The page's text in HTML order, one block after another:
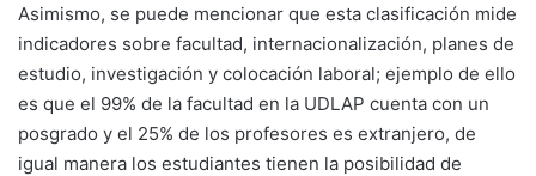
Asimismo, se puede mencionar que esta clasificación mide
indicadores sobre facultad, internacionalización, planes de
estudio, investigación y colocación laboral; ejemplo de ello
es que el 99% de la facultad en la UDLAP cuenta con un
posgrado y el 25% de los profesores es extranjero, de
igual manera los estudiantes tienen la posibilidad de